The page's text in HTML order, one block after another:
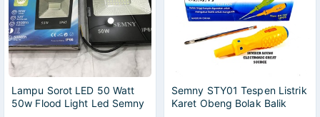
Lampu Sorot LED 50 Watt
50w Flood Light Led Semny
Semny STY01 Tespen Listrik
Karet Obeng Bolak Balik